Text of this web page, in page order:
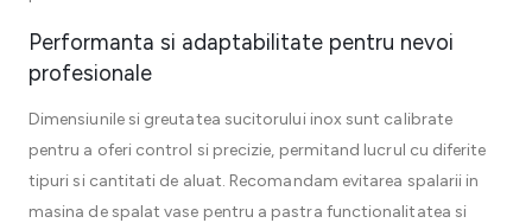
Performanta si adaptabilitate pentru nevoi
profesionale
Dimensiunile si greutatea sucitorului inox sunt calibrate
pentru a oferi control si precizie, permitand lucrul cu diferite
tipuri si cantitati de aluat. Recomandam evitarea spalarii in
masina de spalat vase pentru a pastra functionalitatea si